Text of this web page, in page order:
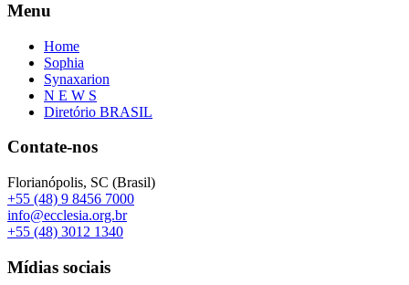
Menu
Home
Sophia
Synaxarion
N E W S
Diretório BRASIL
Contate-nos
Florianópolis, SC (Brasil)
+55 (48) 9 8456 7000
info@ecclesia.org.br
+55 (48) 3012 1340
Mídias sociais